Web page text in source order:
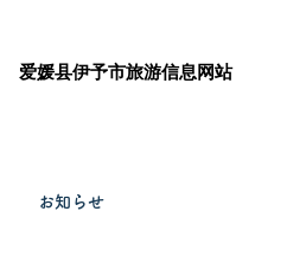
爱媛县伊予市旅游信息网站
お知らせ